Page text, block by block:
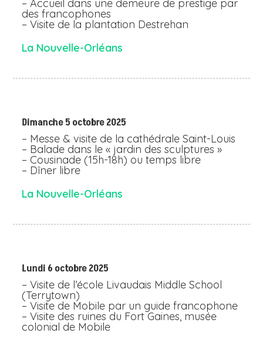
– Accueil dans une demeure de prestige par
des francophones
– Visite de la plantation Destrehan
La Nouvelle-Orléans
Dimanche 5 octobre 2025
– Messe & visite de la cathédrale Saint-Louis
– Balade dans le « jardin des sculptures »
– Cousinade (15h-18h) ou temps libre
– Dîner libre
La Nouvelle-Orléans
Lundi 6 octobre 2025
– Visite de l’école Livaudais Middle School
(Terrytown)
– Visite de Mobile par un guide francophone
– Visite des ruines du Fort Gaines, musée
colonial de Mobile